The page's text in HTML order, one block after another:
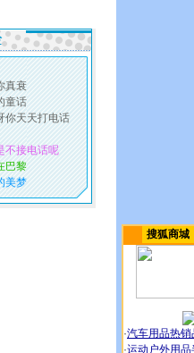
搜狐商城
·汽车用品热销
·运动户外用品